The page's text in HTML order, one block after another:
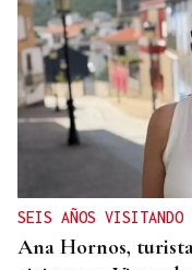
SEIS AÑOS VISITANDO
Ana Hornos,